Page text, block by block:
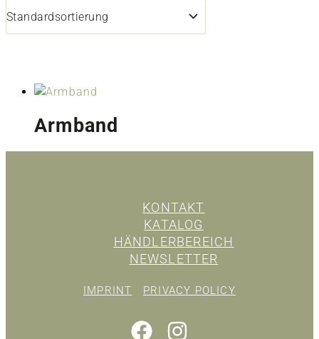
Armband
KONTAKT
KATALOG
HÄNDLERBEREICH
NEWSLETTER
IMPRINT PRIVACY POLICY